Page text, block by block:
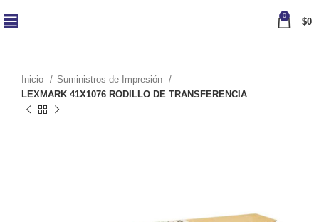
0
$0
Inicio
Suministros de Impresión
LEXMARK 41X1076 RODILLO DE TRANSFERENCIA